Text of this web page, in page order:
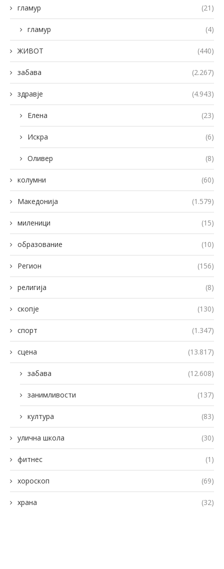
гламур (21)
гламур (4)
ЖИВОТ (440)
забава (2.267)
здравје (4.943)
Елена (23)
Искра (6)
Оливер (8)
колумни (60)
Македонија (1.579)
миленици (15)
образование (10)
Регион (156)
религија (8)
скопје (130)
спорт (1.347)
сцена (13.817)
забава (12.608)
занимливости (137)
култура (83)
улична школа (30)
фитнес (1)
хороскоп (69)
храна (32)